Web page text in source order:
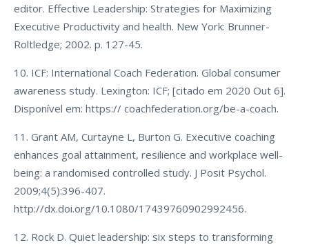
editor. Effective Leadership: Strategies for Maximizing
Executive Productivity and health. New York: Brunner-
Roltledge; 2002. p. 127-45.
10. ICF: International Coach Federation. Global consumer
awareness study. Lexington: ICF; [citado em 2020 Out 6].
Disponível em: https:// coachfederation.org/be-a-coach.
11. Grant AM, Curtayne L, Burton G. Executive coaching
enhances goal attainment, resilience and workplace well-
being: a randomised controlled study. J Posit Psychol.
2009;4(5):396-407.
http://dx.doi.org/10.1080/17439760902992456.
12. Rock D. Quiet leadership: six steps to transforming